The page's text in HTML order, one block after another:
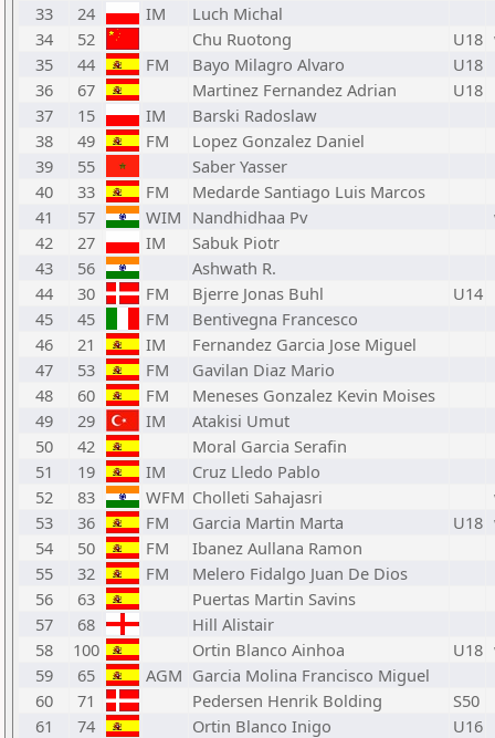
33
24 IM
Luch Michal
34
52 Chu Ruotong U18
35
44 FM Bayo Milagro Alvaro
U18
36
67 Martinez Fernandez Adrian
U18
37
15 IM
Barski Radoslaw
38
49 FM
Lopez Gonzalez Daniel
39
55
Saber Yasser
40
33 FM
Medarde Santiago Luis Marcos
41
57 WIM Nandhidhaa Pv
42
27 IM
Sabuk Piotr
43
56
Ashwath R.
44
30 FM Bjerre Jonas Buhl
U14
45
45 FM
Bentivegna Francesco
46
21 IM
Fernandez Garcia Jose Miguel
47
53 FM
Gavilan Diaz Mario
48
60 FM
Meneses Gonzalez Kevin Moises
49
29 IM
Atakisi Umut
50
42
Moral Garcia Serafin
51
19 IM
Cruz Lledo Pablo
52
83 WFM Cholleti Sahajasri
53
36 FM Garcia Martin Marta U18
54
50 FM
Ibanez Aullana Ramon
55
32 FM
Melero Fidalgo Juan De Dios
56
63
Puertas Martin Savins
57
68
Hill Alistair
58
100 Ortin Blanco Ainhoa U18
59
65 AGM Garcia Molina Francisco Miguel
60
71 Pedersen Henrik Bolding
S50
61
74 Ortin Blanco Inigo
U16